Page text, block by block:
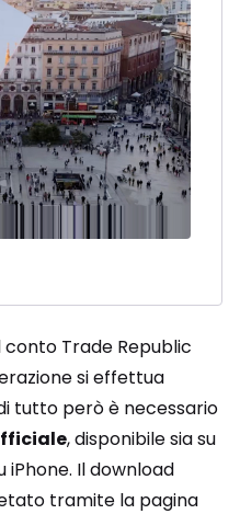
conto Trade Republic
si effettua
tutto però è necessario
, disponibile sia su
Il download
tramite la pagina